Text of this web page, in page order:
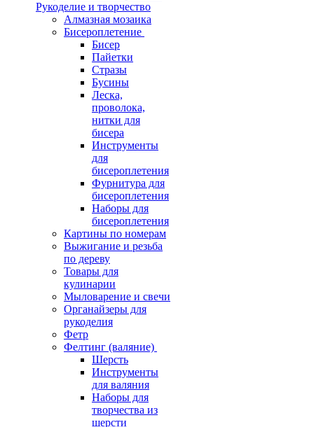
Рукоделие и творчество
Алмазная мозаика
Бисероплетение
Бисер
Пайетки
Стразы
Бусины
Леска,
проволока,
нитки для
бисера
Инструменты
для
бисероплетения
Фурнитура для
бисероплетения
Наборы для
бисероплетения
Картины по номерам
Выжигание и резьба
по дереву
Товары для
кулинарии
Мыловарение и свечи
Органайзеры для
рукоделия
Фетр
Фелтинг (валяние)
Шерсть
Инструменты
для валяния
Наборы для
творчества из
шерсти